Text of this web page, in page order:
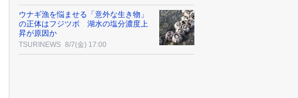
ウナギ漁を悩ませる「意外な生き物」
の正体はフジツボ 湖水の塩分濃度上
昇が原因か
TSURINEWS 8/7(金) 17:00